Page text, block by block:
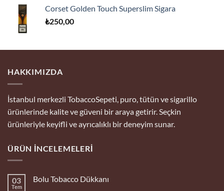
Corset Golden Touch Superslim Sigara
₺250,00
HAKKIMIZDA
İstanbul merkezli TobaccoSepeti, puro, tütün ve sigarillo
ürünlerinde kalite ve güveni bir araya getirir. Seçkin
ürünleriyle keyifli ve ayrıcalıklı bir deneyim sunar.
ÜRÜN İNCELEMELERI
03
Tem
Bolu Tobacco Dükkanı